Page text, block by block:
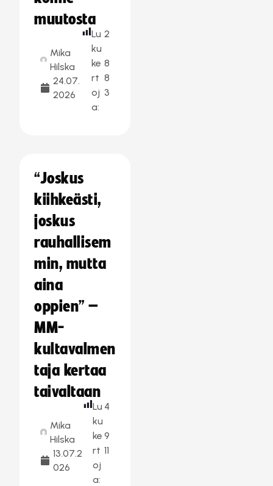
muutosta
Mika
Hilska
24.07.
2026
Lu
ku
ke
rt
oj
a:
2
8
8
3
“Joskus
kiihkeästi,
joskus
rauhallisem
min, mutta
aina
oppien” –
MM-
kultavalmen
taja kertaa
taivaltaan
Mika
Hilska
13.07.2
026
Lu
ku
ke
rt
oj
a:
4
9
11